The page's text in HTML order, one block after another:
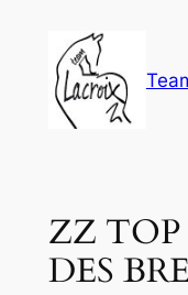
contenu
ZZ TOP
DES